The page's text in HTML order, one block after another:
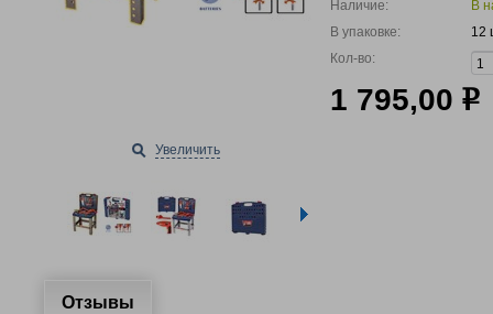
Увеличить
Наличие:
В
В упаковке:
12
Кол-во:
1 795,00 р
Отзывы